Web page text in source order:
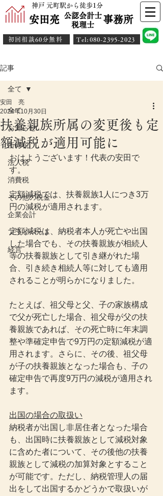
神戸 元町駅から徒歩1分
安田亮 事務所
公認会計士
​税理士
初回相談60分無料 ​Tel:080-2395-2023
記事
全て
お知らせ
所得税
法人税
消費税
その他の税金
企業会計
プライベート
経営
全て
扶養親族所属の変更後も定
額減税が適用可能に
安田 亮
2024年10月30日
おはようございます！代表の安田で
す。
定額減税では、扶養親族1人につき3万
円の減税が適用されます。
定額減税は、納税者本人が死亡や出国
した場合でも、その扶養親族が相続人
等の扶養親族として引き継がれた場
合、引き続き相続人等に対しても適用
されることが明らかになりました。
たとえば、祖父母と父、子の家族構成
で父が死亡した場合、祖父母が父の扶
養親族であれば、その死亡時に年末調
整や準確定申告で9万円の定額減税が適
用されます。さらに、その後、祖父母
が子の扶養親族となった場合も、子の
確定申告で再度9万円の減税が適用され
ます。
出国の場合の取扱い
納税者が出国し非居住者となった場合
も、出国時に扶養親族として減税対象
に含めた者について、その後他の扶養
親族として減税の加算対象とすること
が可能です。ただし、納税管理人の届
出をして出国するかどうかで取扱いが